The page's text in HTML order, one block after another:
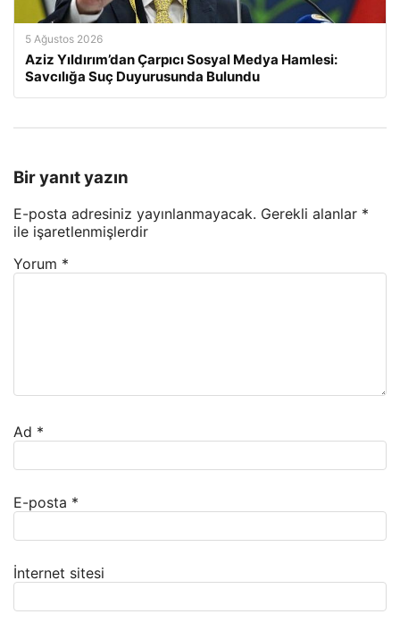
5 Ağustos 2026
Aziz Yıldırım’dan Çarpıcı Sosyal Medya Hamlesi:
Savcılığa Suç Duyurusunda Bulundu
Bir yanıt yazın
E-posta adresiniz yayınlanmayacak. Gerekli alanlar *
ile işaretlenmişlerdir
Yorum *
Ad *
E-posta *
İnternet sitesi